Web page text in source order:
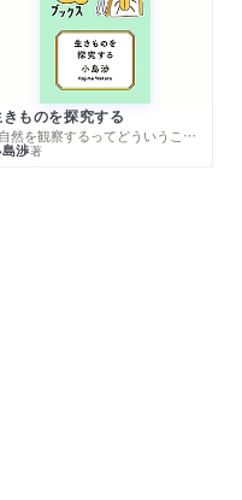
ものを探究する
─自然を観察するってどういうこと？
渉著